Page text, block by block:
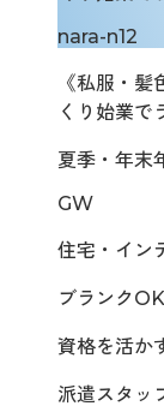
nara-n12
《私服・
くり始業
夏季・年末
GW
住宅・イン
ブランクOK
資格を活か
派遣スタッ